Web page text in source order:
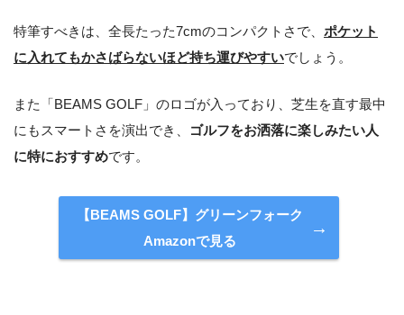
特筆すべきは、全長たった7cmのコンパクトさで、 ポケット
に入れてもかさばらないほど持ち運びやすいでしょう。
また「BEAMS GOLF」のロゴが入っており、芝生を直す最中
にもスマートさを演出でき、
ゴルフをお洒落に楽しみたい人
に特におすすめです。
【BEAMS GOLF】グリーンフォーク
Amazonで見る